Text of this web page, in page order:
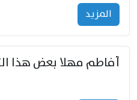
المزید